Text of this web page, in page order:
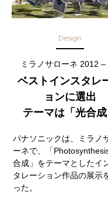
Design
ミラノサローネ 2012 –
ベストインスタレ
ョンに選出
テーマは「光合成
パナソニックは、ミラノ
ーネで、「
合成」をテーマとしたイ
タレーション作品の展示
った。